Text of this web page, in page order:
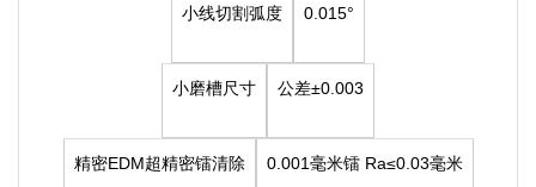
小线切割弧度 0.015°
小磨槽尺寸 公差±0.003
精密EDM超精密镭清除 0.001毫米镭 Ra≤0.03毫米